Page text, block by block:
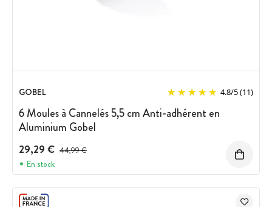
GOBEL 4.8/5(11)
6 Moules à Cannelés 5,5 cm Anti-adhérent en
Aluminium Gobel
29,29 € Prix avant réduction :
44,99 €
En stock